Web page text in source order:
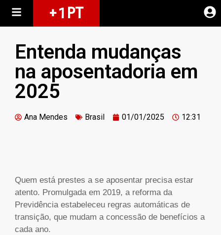
+ 1 PT
Entenda mudanças
na aposentadoria em
2025
Ana Mendes Brasil 01/01/2025 12:31
Quem está prestes a se aposentar precisa estar
atento. Promulgada em 2019, a reforma da
Previdência estabeleceu regras automáticas de
transição, que mudam a concessão de benefícios a
cada ano.